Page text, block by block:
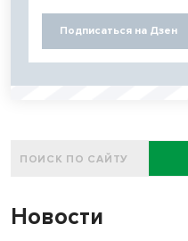
Подписаться на Дзен
Новости